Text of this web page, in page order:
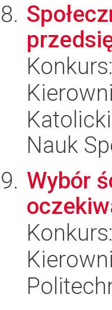
Konkurs:
Nauk
Wybór
Konkurs: